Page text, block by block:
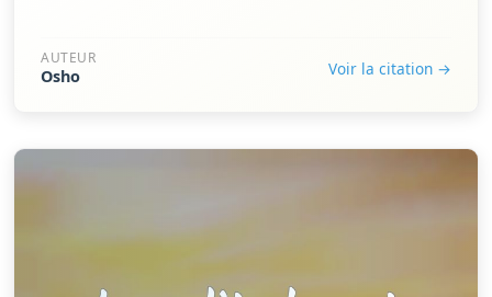
AUTEUR
Osho Voir la citation →